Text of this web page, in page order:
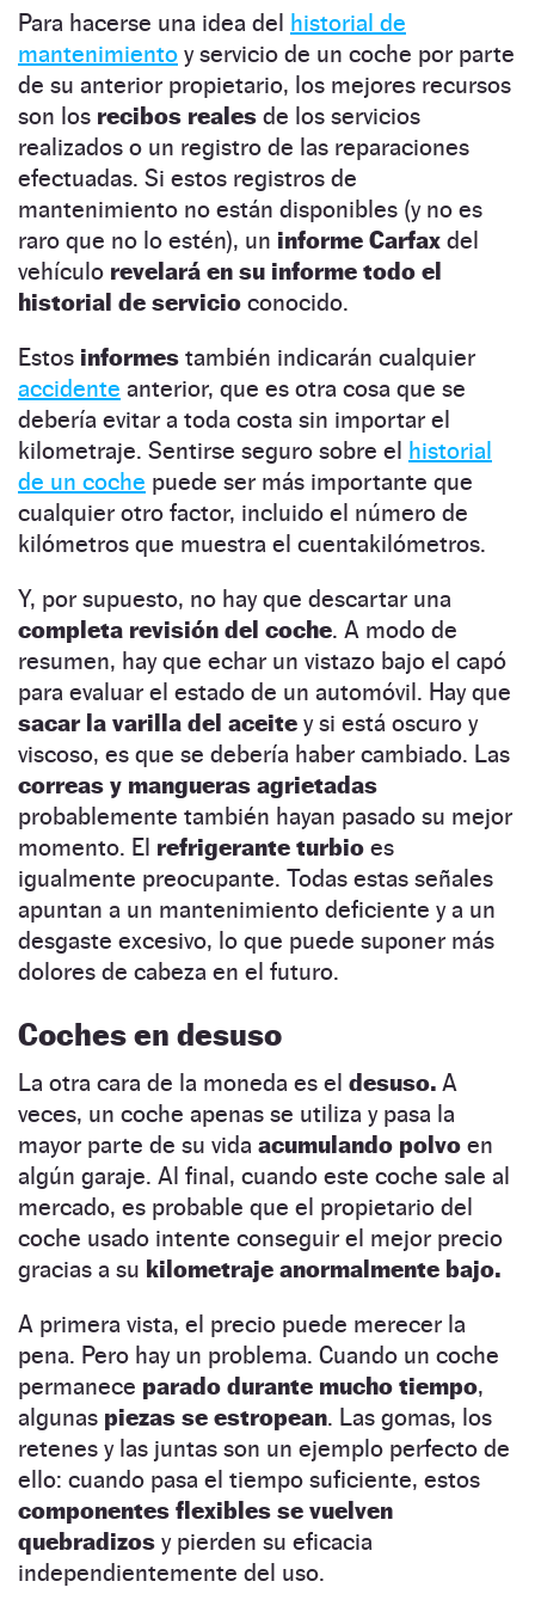
Para hacerse una idea del historial de
mantenimiento y servicio de un coche por parte
de su anterior propietario, los mejores recursos
son los recibos reales de los servicios
realizados o un registro de las reparaciones
efectuadas. Si estos registros de
mantenimiento no están disponibles (y no es
raro que no lo estén), un informe Carfax del
vehículo revelará en su informe todo el
historial de servicio conocido.
Estos informes también indicarán cualquier
accidente anterior, que es otra cosa que se
debería evitar a toda costa sin importar el
kilometraje. Sentirse seguro sobre el historial
de un coche puede ser más importante que
cualquier otro factor, incluido el número de
kilómetros que muestra el cuentakilómetros.
Y, por supuesto, no hay que descartar una
completa revisión del coche. A modo de
resumen, hay que echar un vistazo bajo el capó
para evaluar el estado de un automóvil. Hay que
sacar la varilla del aceite y si está oscuro y
viscoso, es que se debería haber cambiado. Las
correas y mangueras agrietadas
probablemente también hayan pasado su mejor
momento. El refrigerante turbio es
igualmente preocupante. Todas estas señales
apuntan a un mantenimiento deficiente y a un
desgaste excesivo, lo que puede suponer más
dolores de cabeza en el futuro.
Coches en desuso
La otra cara de la moneda es el desuso. A
veces, un coche apenas se utiliza y pasa la
mayor parte de su vida acumulando polvo en
algún garaje. Al final, cuando este coche sale al
mercado, es probable que el propietario del
coche usado intente conseguir el mejor precio
gracias a su kilometraje anormalmente bajo.
A primera vista, el precio puede merecer la
pena. Pero hay un problema. Cuando un coche
permanece parado durante mucho tiempo,
algunas piezas se estropean. Las gomas, los
retenes y las juntas son un ejemplo perfecto de
ello: cuando pasa el tiempo suficiente, estos
componentes flexibles se vuelven
quebradizos y pierden su eficacia
independientemente del uso.